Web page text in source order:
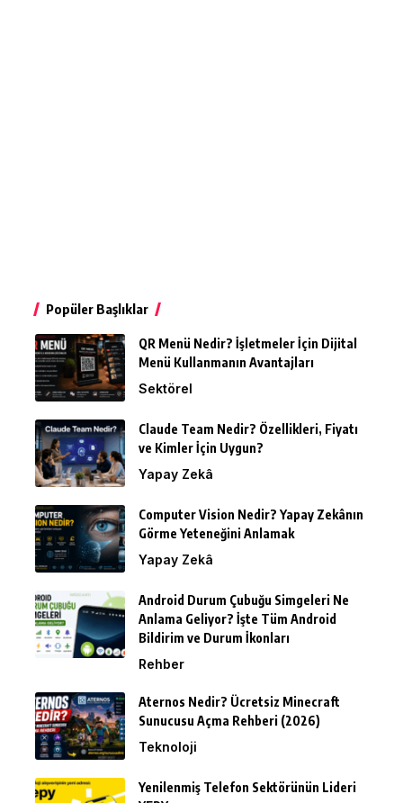
Popüler Başlıklar
QR Menü Nedir? İşletmeler İçin Dijital
Menü Kullanmanın Avantajları
Sektörel
Claude Team Nedir? Özellikleri, Fiyatı
ve Kimler İçin Uygun?
Yapay Zekâ
Computer Vision Nedir? Yapay Zekânın
Görme Yeteneğini Anlamak
Yapay Zekâ
Android Durum Çubuğu Simgeleri Ne
Anlama Geliyor? İşte Tüm Android
Bildirim ve Durum İkonları
Rehber
Aternos Nedir? Ücretsiz Minecraft
Sunucusu Açma Rehberi (2026)
Teknoloji
Yenilenmiş Telefon Sektörünün Lideri